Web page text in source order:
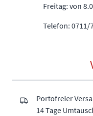
Freitag: von
Telefon: 0711/
Portofreier
14 Tage